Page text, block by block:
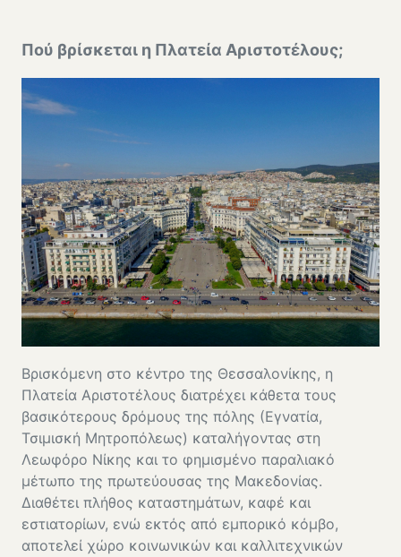
Πού βρίσκεται η Πλατεία Αριστοτέλους;
Βρισκόμενη στο κέντρο της Θεσσαλονίκης, η
Πλατεία Αριστοτέλους διατρέχει κάθετα τους
βασικότερους δρόμους της πόλης (Εγνατία,
Τσιμισκή Μητροπόλεως) καταλήγοντας στη
Λεωφόρο Νίκης και το φημισμένο παραλιακό
μέτωπο της πρωτεύουσας της Μακεδονίας.
Διαθέτει πλήθος καταστημάτων, καφέ και
εστιατορίων, ενώ εκτός από εμπορικό κόμβο,
αποτελεί χώρο κοινωνικών και καλλιτεχνικών